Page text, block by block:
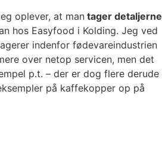
oplever, at mantager detaljerne
hos Easyfood i Kolding. Jeg ved
indenfor fødevareindustrien
over netop servicen, men det
p.t. – der er dog flere derude
på kaffekopper op på